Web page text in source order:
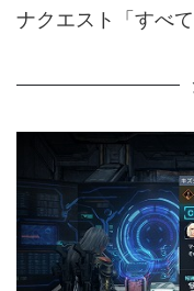
ナクエスト「すべ